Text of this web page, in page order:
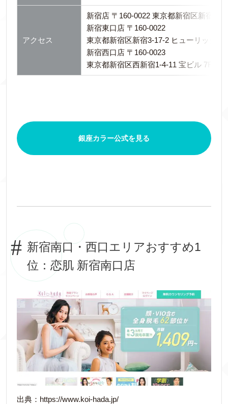
アクセス
新宿店 〒160-0022 東京都新宿区新宿3-
新宿東口店 〒160-0022
東京都新宿区新宿3-17-2 ヒューリック新
新宿西口店 〒160-0023
東京都新宿区西新宿1-4-11 宝ビル 7F
銀座カラー公式を見る
新宿南口・西口エリアおすすめ1
位：恋肌 新宿南口店
出典：https://www.koi-hada.jp/